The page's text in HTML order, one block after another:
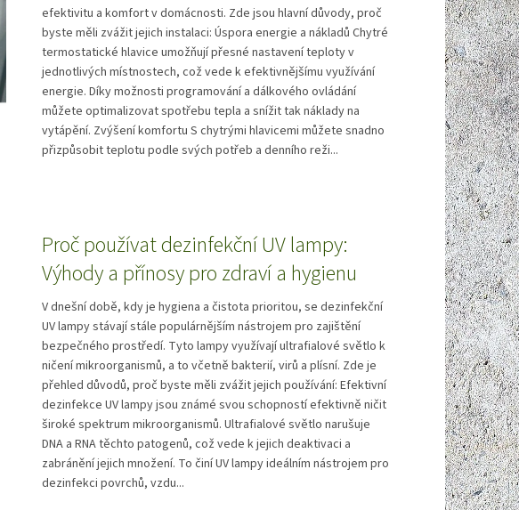
efektivitu a komfort v domácnosti. Zde jsou hlavní důvody, proč
byste měli zvážit jejich instalaci: Úspora energie a nákladů Chytré
termostatické hlavice umožňují přesné nastavení teploty v
jednotlivých místnostech, což vede k efektivnějšímu využívání
energie. Díky možnosti programování a dálkového ovládání
můžete optimalizovat spotřebu tepla a snížit tak náklady na
vytápění. Zvýšení komfortu S chytrými hlavicemi můžete snadno
přizpůsobit teplotu podle svých potřeb a denního reži...
Proč používat dezinfekční UV lampy:
Výhody a přínosy pro zdraví a hygienu
V dnešní době, kdy je hygiena a čistota prioritou, se dezinfekční
UV lampy stávají stále populárnějším nástrojem pro zajištění
bezpečného prostředí. Tyto lampy využívají ultrafialové světlo k
ničení mikroorganismů, a to včetně bakterií, virů a plísní. Zde je
přehled důvodů, proč byste měli zvážit jejich používání: Efektivní
dezinfekce UV lampy jsou známé svou schopností efektivně ničit
široké spektrum mikroorganismů. Ultrafialové světlo narušuje
DNA a RNA těchto patogenů, což vede k jejich deaktivaci a
zabránění jejich množení. To činí UV lampy ideálním nástrojem pro
dezinfekci povrchů, vzdu...